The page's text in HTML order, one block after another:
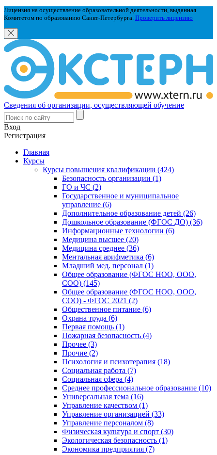
Лицензия на осуществление образовательной деятельности, выданная
Комитетом по образованию Санкт-Петербурга. Проверить лицензию
Сведения об организации, осуществляющей обучение
Вход
Регистрация
Главная
Курсы
Курсы повышения квалификации (424)
Безопасность организации (1)
ГО и ЧС (2)
Государственное и муниципальное
управление (6)
Дополнительное образование детей (26)
Дошкольное образование (ФГОС ДО) (36)
Информационные технологии (6)
Медицина высшее (20)
Медицина среднее (36)
Ментальная арифметика (6)
Младший мед. персонал (1)
Общее образование (ФГОС НОО, ООО,
СОО) (145)
Общее образование (ФГОС НОО, ООО,
СОО) - ФГОС 2021 (2)
Общественное питание (6)
Охрана труда (6)
Первая помощь (1)
Пожарная безопасность (4)
Прочее (3)
Прочие (2)
Психология и психотерапия (18)
Социальная работа (7)
Социальная сфера (4)
Среднее профессиональное образование (10)
Универсальная тема (16)
Управление качеством (1)
Управление организацией (33)
Управление персоналом (8)
Физическая культура и спорт (30)
Экологическая безопасность (1)
Экономика предприятия (7)